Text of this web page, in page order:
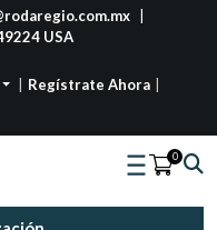
USA
Regístrate Ahora
0